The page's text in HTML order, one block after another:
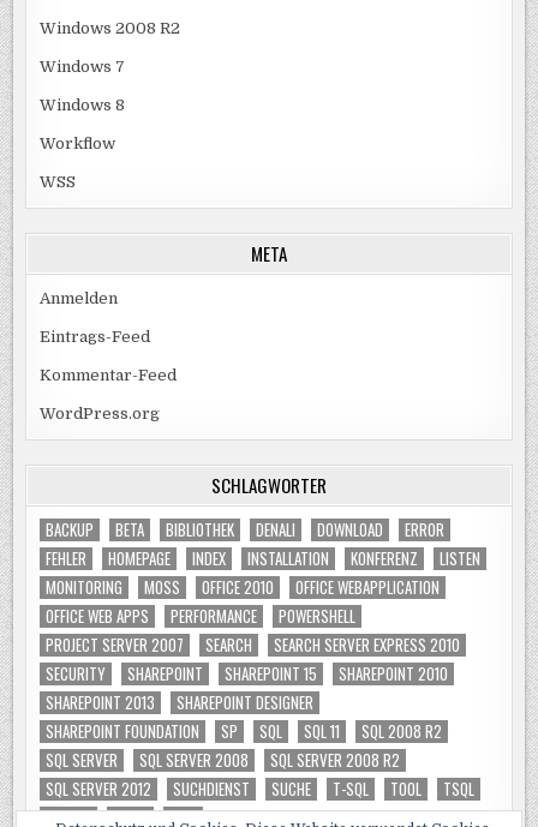
Windows 2008 R2
Windows 7
Windows 8
Workflow
WSS
META
Anmelden
Eintrags-Feed
Kommentar-Feed
WordPress.org
SCHLAGWÖRTER
BACKUP BETA BIBLIOTHEK DENALI DOWNLOAD
ERROR
FEHLER
HOMEPAGE INDEX INSTALLATION KONFERENZ
LISTEN
MONITORING
MOSS OFFICE 2010
OFFICE WEBAPPLICATION
OFFICE WEB APPS
PERFORMANCE
POWERSHELL
PROJECT SERVER 2007
SEARCH
SEARCH SERVER EXPRESS 2010
SECURITY
SHAREPOINT SHAREPOINT 15
SHAREPOINT 2010
SHAREPOINT 2013
SHAREPOINT DESIGNER
SHAREPOINT FOUNDATION
SP SQL SQL 11
SQL 2008 R2
SQL SERVER
SQL SERVER 2008
SQL SERVER 2008 R2
SQL SERVER 2012
SUCHDIENST SUCHE T-SQL TOOL
TSQL
TUNING
VIDEO WSS